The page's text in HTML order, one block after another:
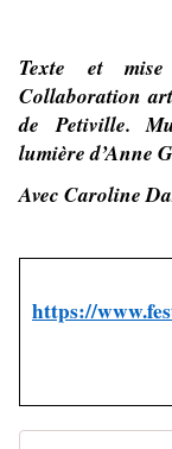
Texte et
Collaboration
de Petiville.
lumière d’Anne
Avec Caroline
https://